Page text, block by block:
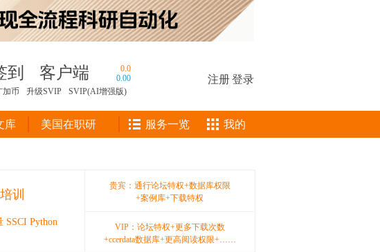
到 客户端
0.0
0.00
加币
升级SVIP SVIP(AI增强版)
注册登录
库 美国在职研 服务一览 我的
训
SSCI Python
贵宾：通行论坛特权+数据库权限
+案例库+下载特权
VIP：论坛特权+更多下载次数
+ccerdata数据库+更高阅读权限+……